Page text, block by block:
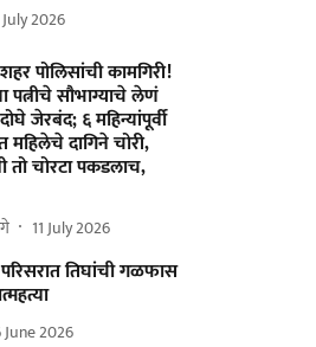
July 2026
पोलिसांची कामगिरी!
पत्नीचे सौभाग्याचे लेणं
जेरबंद; ६ महिन्यांपूर्वी
महिलेचे दागिने चोरी,
तो चोरटा पकडलाच,
11 July 2026
तिघांची गळफास
June 2026